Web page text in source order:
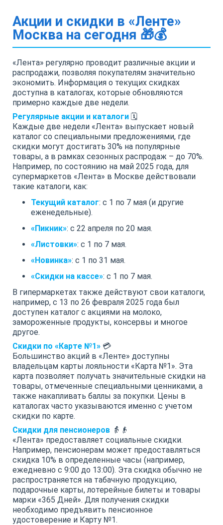
Акции и скидки в «Ленте»
Москва на сегодня 🎁💰
«Лента» регулярно проводит различные акции и
распродажи, позволяя покупателям значительно
экономить. Информация о текущих скидках
доступна в каталогах, которые обновляются
примерно каждые две недели.
Регулярные акции и каталоги 🗓️
Каждые две недели «Лента» выпускает новый
каталог со специальными предложениями, где
скидки могут достигать 30% на популярные
товары, а в рамках сезонных распродаж – до 70%.
Например, по состоянию на май 2025 года, для
супермаркетов «Лента» в Москве действовали
такие каталоги, как:
Текущий каталог: с 1 по 7 мая (и другие
еженедельные).
«Пикник»: с 22 апреля по 20 мая.
«Листовки»: с 1 по 7 мая.
«Новинка»: с 1 по 31 мая.
«Скидки на кассе»: с 1 по 7 мая.
В гипермаркетах также действуют свои каталоги,
например, с 13 по 26 февраля 2025 года был
доступен каталог с акциями на молоко,
замороженные продукты, консервы и многое
другое.
Скидки по «Карте №1» 💳
Большинство акций в «Ленте» доступны
владельцам карты лояльности «Карта №1». Эта
карта позволяет получать значительные скидки на
товары, отмеченные специальными ценниками, а
также накапливать баллы за покупки. Цены в
каталогах часто указываются именно с учетом
скидки по карте.
Скидки для пенсионеров 👵👴
«Лента» предоставляет социальные скидки.
Например, пенсионерам может предоставляться
скидка 10% в определенные часы (например,
ежедневно с 9:00 до 13:00). Эта скидка обычно не
распространяется на табачную продукцию,
подарочные карты, лотерейные билеты и товары
марки «365 Дней». Для получения скидки
необходимо предъявить пенсионное
удостоверение и Карту №1.